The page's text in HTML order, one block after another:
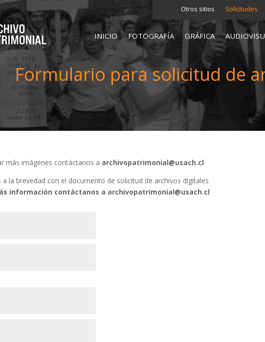
Otros sitios Solicitudes
INICIO FOTOGRAFÍA GRÁFICA
Formulario para solicitud de
más imágenes contáctanos a archivopatrimonial@usach.cl
la brevedad con el documento de solicitud de archivos digitales
información contáctanos a archivopatrimonial@usach.cl